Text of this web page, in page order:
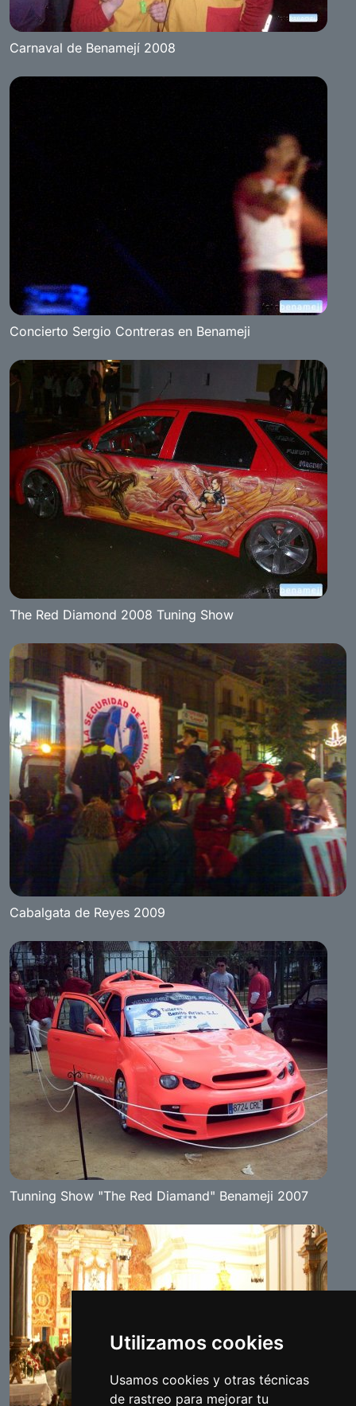
Utilizamos cookies
Usamos cookies y otras técnicas
de rastreo para mejorar tu
Carnaval de Benamejí 2008
Concierto Sergio Contreras en Benameji
The Red Diamond 2008 Tuning Show
Cabalgata de Reyes 2009
Tunning Show "The Red Diamand" Benameji 2007